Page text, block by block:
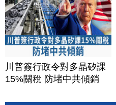
川普簽行政令對多晶矽課
15%關稅 防堵中共傾銷